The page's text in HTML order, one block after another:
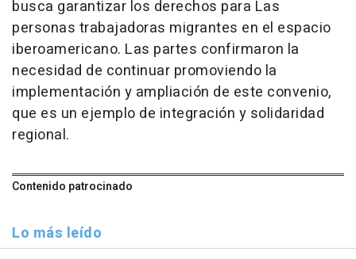
busca garantizar los derechos para Las
personas trabajadoras migrantes en el espacio
iberoamericano. Las partes confirmaron la
necesidad de continuar promoviendo la
implementación y ampliación de este convenio,
que es un ejemplo de integración y solidaridad
regional.
Contenido patrocinado
Lo más leído